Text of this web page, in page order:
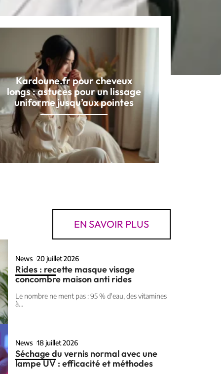
Kardoune.fr pour cheveux
longs : astuces pour un lissage
uniforme jusqu’aux pointes
EN SAVOIR PLUS
News 20 juillet 2026
Rides : recette masque visage
concombre maison anti rides
Le nombre ne ment pas : 95 % d'eau, des vitamines
à…
News 18 juillet 2026
Séchage du vernis normal avec une
lampe UV : efficacité et méthodes